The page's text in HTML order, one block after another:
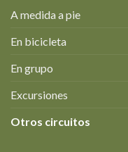
A medida a pie
En bicicleta
En grupo
Excursiones
Otros circuitos